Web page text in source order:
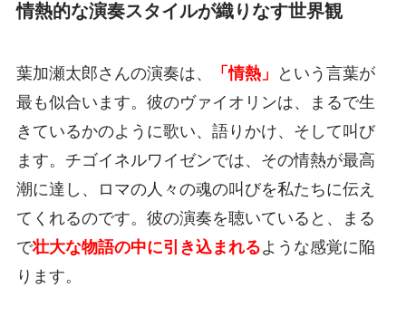
情熱的な演奏スタイルが織りなす世界観
葉加瀬太郎さんの演奏は、 「情熱」
という言葉が
最も似合います。彼のヴァイオリンは、まるで生
きているかのように歌い、語りかけ、そして叫び
ます。チゴイネルワイゼンでは、その情熱が最高
潮に達し、ロマの人々の魂の叫びを私たちに伝え
てくれるのです。彼の演奏を聴いていると、まる
で壮大な物語の中に引き込まれるような感覚に陥
ります。